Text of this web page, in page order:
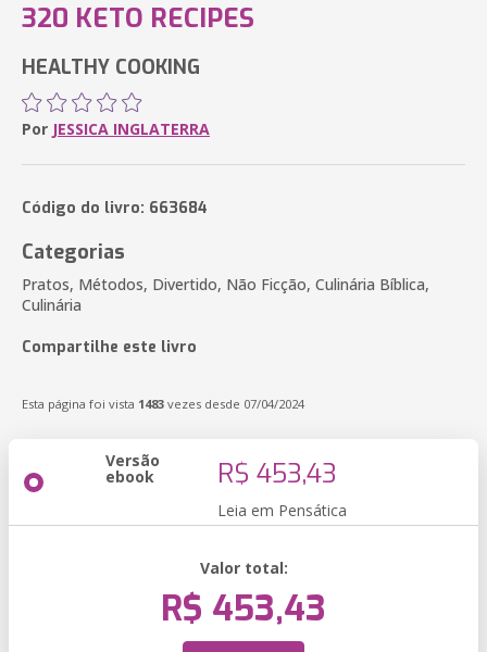
320 KETO RECIPES
HEALTHY COOKING
Por JESSICA INGLATERRA
Código do livro: 663684
Categorias
Pratos, Métodos, Divertido, Não Ficção, Culinária Bíblica,
Culinária
Compartilhe este livro
Esta página foi vista 1483 vezes desde 07/04/2024
Versão
ebook R$ 453,43
Leia em Pensática
Valor total:
R$ 453,43